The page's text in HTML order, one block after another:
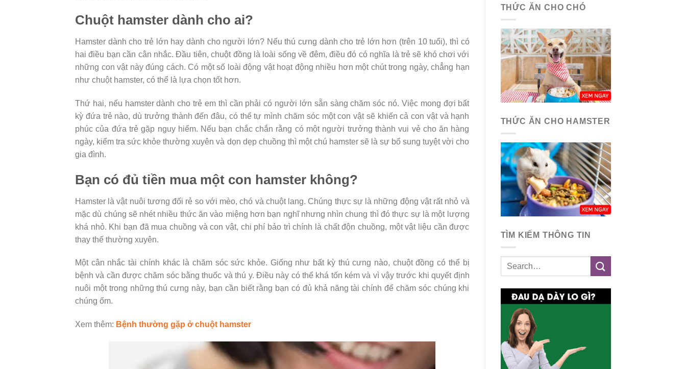
Chuột hamster dành cho ai?
Hamster dành cho trẻ lớn hay dành cho người lớn? Nếu thú cưng dành cho trẻ lớn hơn (trên 10 tuổi), thì có
hai điều bạn cần cân nhắc. Đầu tiên, chuột đồng là loài sống về đêm, điều đó có nghĩa là trẻ sẽ khó chơi với
những con vật này đúng cách. Có một số loài động vật hoạt động nhiều hơn một chút trong ngày, chẳng hạn
như chuột hamster, có thể là lựa chọn tốt hơn.
Thứ hai, nếu hamster dành cho trẻ em thì cần phải có người lớn sẵn sàng chăm sóc nó. Việc mong đợi bất
kỳ đứa trẻ nào, dù trưởng thành đến đâu, có thể tự mình chăm sóc một con vật sẽ khiến cả con vật và hạnh
phúc của đứa trẻ gặp nguy hiểm. Nếu bạn chắc chắn rằng có một người trưởng thành vui vẻ cho ăn hàng
ngày, kiểm tra sức khỏe thường xuyên và dọn dẹp chuồng thì một chú hamster sẽ là sự bổ sung tuyệt vời cho
gia đình.
Bạn có đủ tiền mua một con hamster không?
Hamster là vật nuôi tương đối rẻ so với mèo, chó và chuột lang. Chúng thực sự là những động vật rất nhỏ và
mặc dù chúng sẽ nhét nhiều thức ăn vào miệng hơn bạn nghĩ nhưng nhìn chung thì đó thực sự là một lượng
khá nhỏ. Khi bạn đã mua chuồng và con vật, chi phí bảo trì chính là chất độn chuồng, một vật liệu cần được
thay thế thường xuyên.
Một cân nhắc tài chính khác là chăm sóc sức khỏe. Giống như bất kỳ thú cưng nào, chuột đồng có thể bị
bệnh và cần được chăm sóc bằng thuốc và thú y. Điều này có thể khá tốn kém và vì vậy trước khi quyết định
nuôi một trong những thú cưng này, bạn cần biết rằng bạn có đủ khả năng tài chính để chăm sóc chúng khi
chúng ốm.
Xem thêm: Bệnh thường gặp ở chuột hamster
THỨC ĂN CHO CHÓ
THỨC ĂN CHO HAMSTER
TÌM KIẾM THÔNG TIN